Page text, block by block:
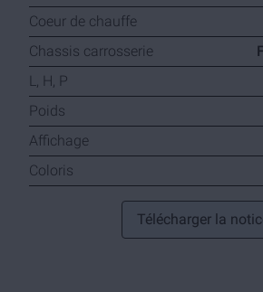
Coeur de chauffe
Chassis carrosserie
L, H, P
Poids
Affichage
Coloris
Télécharger la